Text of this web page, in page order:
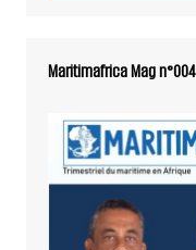
Maritimafrica Mag n°004